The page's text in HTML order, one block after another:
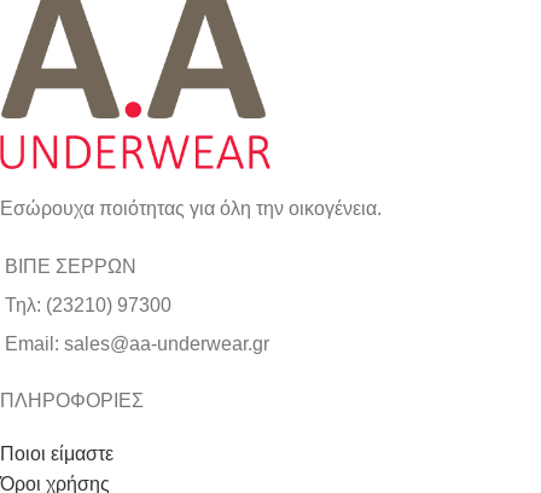
Εσώρουχα ποιότητας για όλη την οικογένεια.
ΒΙΠΕ ΣΕΡΡΩΝ
Τηλ: (23210) 97300
Email: sales@aa-underwear.gr
ΠΛΗΡΟΦΟΡΙΕΣ
Ποιοι είμαστε
Όροι χρήσης